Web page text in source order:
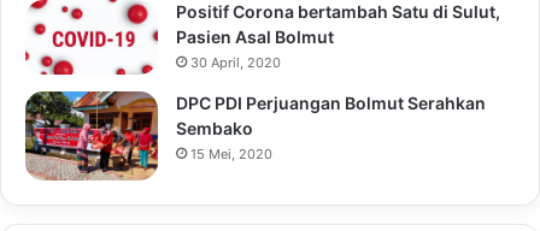
Positif Corona bertambah Satu di Sulut,
Pasien Asal Bolmut
30 April, 2020
DPC PDI Perjuangan Bolmut Serahkan
Sembako
15 Mei, 2020